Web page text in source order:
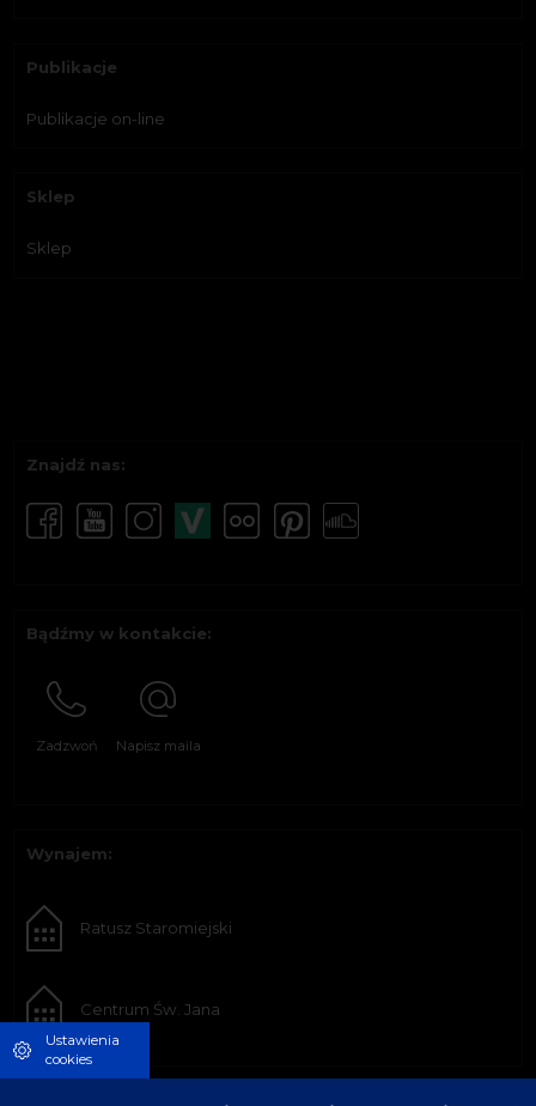
Publikacje
Publikacje on-line
Sklep
Sklep
Znajdź nas:
Bądźmy w kontakcie:
Zadzwoń Napisz maila
Wynajem:
Ratusz Staromiejski
Centrum Św. Jana
Ustawienia
cookies